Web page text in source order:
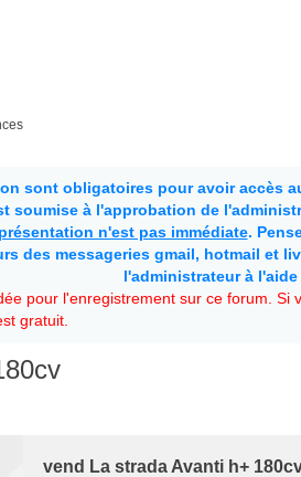
sont obligatoires pour avoir accès
soumise à l'approbation de
n'est pas immédiate.
des messageries gmail, hotmail et
l'administrateur à
pour l'enregistrement sur ce forum.
gratuit.
vend La strada Avanti h+